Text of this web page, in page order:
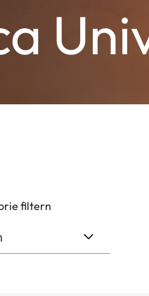
filtern